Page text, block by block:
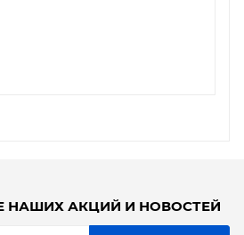
НАШИХ АКЦИЙ И НОВОСТЕЙ